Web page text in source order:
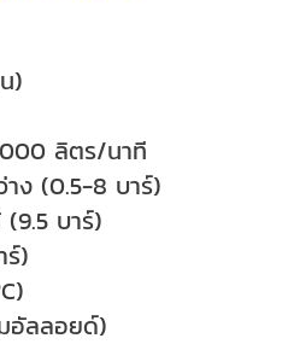
)
ลิตร/นาที
าง (0.5-8 บาร์)
บาร์)
)
อัลลอยด์)